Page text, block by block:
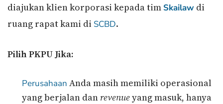
diajukan klien korporasi kepada tim Skailaw di
ruang rapat kami di SCBD.
Pilih PKPU Jika:
Perusahaan Anda masih memiliki operasional
yang berjalan dan revenueyang masuk, hanya